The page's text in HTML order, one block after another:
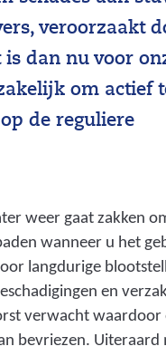
veroorzaakt
is dan nu voor
om actief
de reguliere
weer gaat zakken
wanneer u het
langdurige
en
verwacht waardoor
bevriezen. Uiteraard